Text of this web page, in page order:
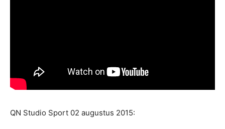
QN Studio Sport 02 augustus 2015: